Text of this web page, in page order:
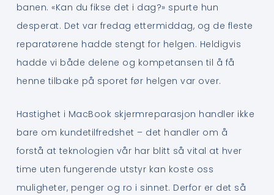
banen. «Kan du fikse det i dag?» spurte hun
desperat. Det var fredag ettermiddag, og de fleste
reparatørene hadde stengt for helgen. Heldigvis
hadde vi både delene og kompetansen til å få
henne tilbake på sporet før helgen var over.
Hastighet i MacBook skjermreparasjon handler ikke
bare om kundetilfredshet – det handler om å
forstå at teknologien vår har blitt så vital at hver
time uten fungerende utstyr kan koste oss
muligheter, penger og ro i sinnet. Derfor er det så